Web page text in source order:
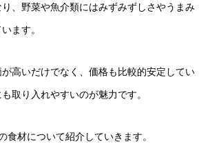
、野菜や魚介類にはみずみずしさやうまみ
ます。
高いだけでなく、価格も比較的安定してい
取り入れやすいのが魅力です。
食材について紹介していきます。